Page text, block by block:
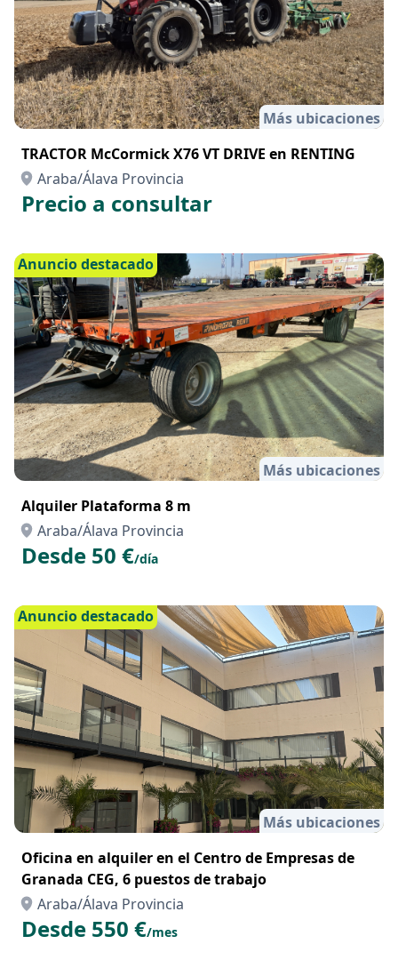
Más ubicaciones
TRACTOR McCormick X76 VT DRIVE en RENTING
Araba/Álava Provincia
Precio a consultar
Anuncio destacado
Más ubicaciones
Alquiler Plataforma 8 m
Araba/Álava Provincia
Desde 50 €/día
Anuncio destacado
Más ubicaciones
Oficina en alquiler en el Centro de Empresas de
Granada CEG, 6 puestos de trabajo
Araba/Álava Provincia
Desde 550 €/mes